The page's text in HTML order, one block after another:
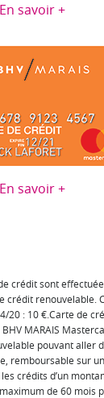
En savoir +
En savoir +
crédit sont
crédit renouvelable.
20 : 10 €.Carte de
MARAIS
pouvant aller
remboursable sur
crédits d’un
de 60 mois